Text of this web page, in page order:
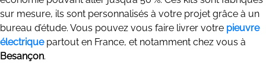
sur mesure, ils sont personnalisés à votre projet grâce à un
bureau d’étude. Vous pouvez vous faire livrer votre pieuvre
électriquepartout en France, et notamment chez vous à
Besançon.